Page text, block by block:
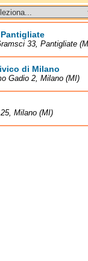
33, Pantigliate
di Milano
Gadio 2, Milano (MI)
Milano (MI)